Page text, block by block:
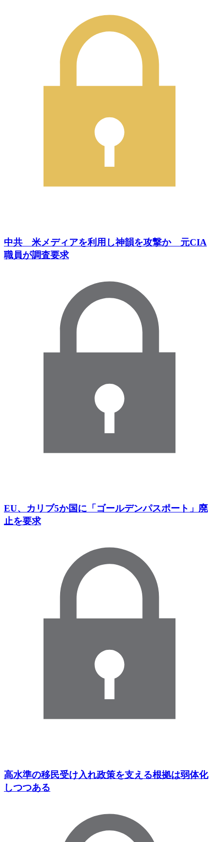
中共 米メディアを利用し神韻を攻撃か 元CIA
職員が調査要求
EU、カリブ5か国に「ゴールデンパスポート」廃
止を要求
高水準の移民受け入れ政策を支える根拠は弱体化
しつつある